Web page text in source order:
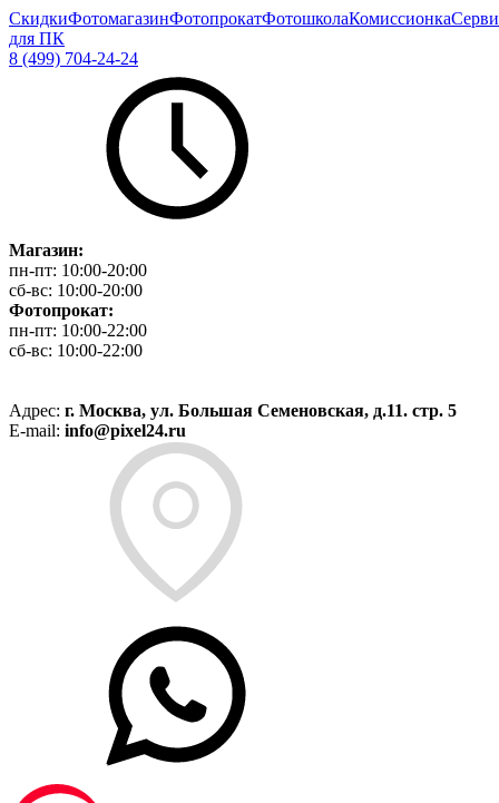
СкидкиФотомагазинФотопрокатФотошколаКомиссионка
для ПК
8 (499) 704-24-24
Магазин:
пн-пт: 10:00-20:00
сб-вс: 10:00-20:00
Фотопрокат:
пн-пт: 10:00-22:00
сб-вс: 10:00-22:00
Адрес: г. Москва, ул. Большая Семеновская, д.11. стр. 5
E-mail: info@pixel24.ru